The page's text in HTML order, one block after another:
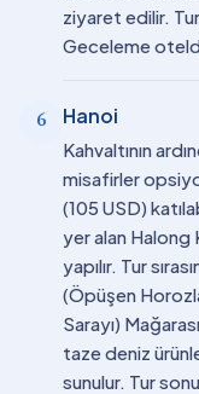
ziyaret edilir.
Geceleme
6 Hanoi
Kahvaltının
misafirler
(105 USD)
yer alan
yapılır. Tur
(Öpüşen
Sarayı)
taze deniz
sunulur. Tur